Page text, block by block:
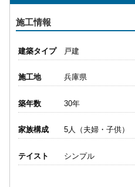
施工情報
建築タイプ 戸建
施工地 兵庫県
築年数 30年
家族構成 5人（夫婦・子供）
テイスト シンプル